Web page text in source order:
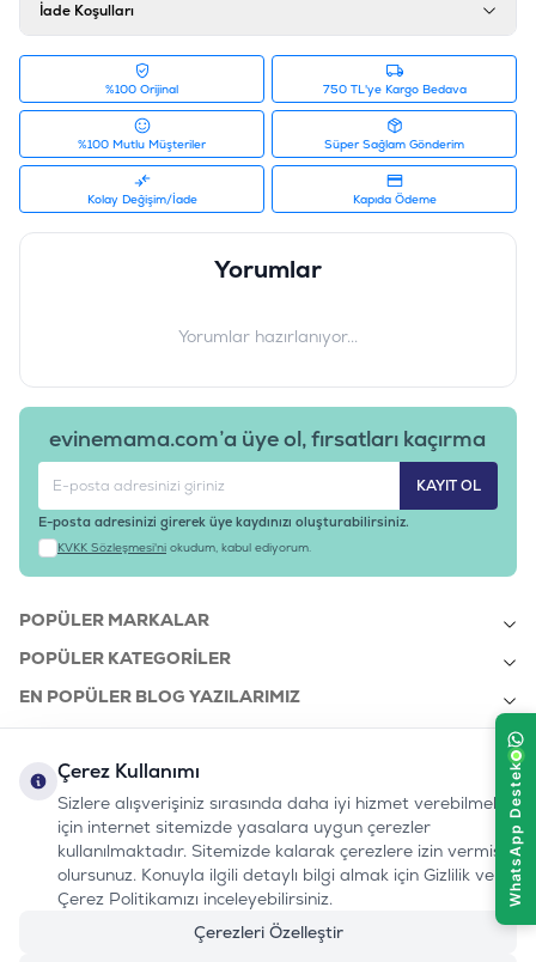
İade Koşulları
%100 Orijinal 750 TL'ye Kargo Bedava
%100 Mutlu Müşteriler Süper Sağlam Gönderim
Kolay Değişim/İade Kapıda Ödeme
Yorumlar
Yorumlar hazırlanıyor...
evinemama.com’a üye ol, fırsatları kaçırma
KAYIT OL
E-posta adresinizi girerek üye kaydınızı oluşturabilirsiniz.
KVKK Sözleşmesi'ni okudum, kabul ediyorum.
POPÜLER MARKALAR
POPÜLER KATEGORILER
EN POPÜLER BLOG YAZILARIMIZ
KURUMSAL
bizi takip edin:
Instagram
Youtube
TiktokFacebook
Linkedin
www.evinemama.com
0232 7000 212
%100 MUTLU
MÜŞTERI HATTI
Çerez Kullanımı
Sizlere alışverişiniz sırasında daha iyi hizmet verebilmek
için internet sitemizde yasalara uygun çerezler
kullanılmaktadır. Sitemizde kalarak çerezlere izin vermiş
olursunuz. Konuyla ilgili detaylı bilgi almak için Gizlilik ve
Çerez Politikamızı inceleyebilirsiniz.
Çerezleri Özelleştir